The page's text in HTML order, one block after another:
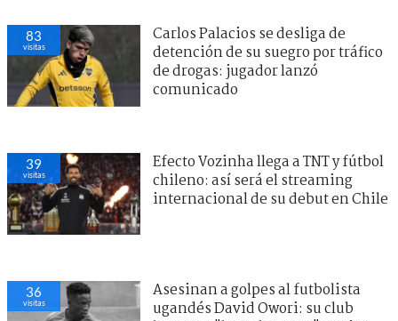
83
visitas
Carlos Palacios se desliga de
detención de su suegro por tráfico
de drogas: jugador lanzó
comunicado
39
visitas
Efecto Vozinha llega a TNT y fútbol
chileno: así será el streaming
internacional de su debut en Chile
36
visitas
Asesinan a golpes al futbolista
ugandés David Owori: su club